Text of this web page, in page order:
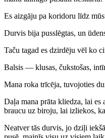
Es aizgāju pa koridoru līdz
Durvis bija pusslēgtas, un
Taču tagad es dzirdēju vēl ko
Balsis — klusas, čukstošas,
Mana roka trīcēja, tuvojoties
Daļa mana prāta kliedza, lai es
braucu uz biroju, lai izliekos,
Neatver tās durvis, jo dziļi